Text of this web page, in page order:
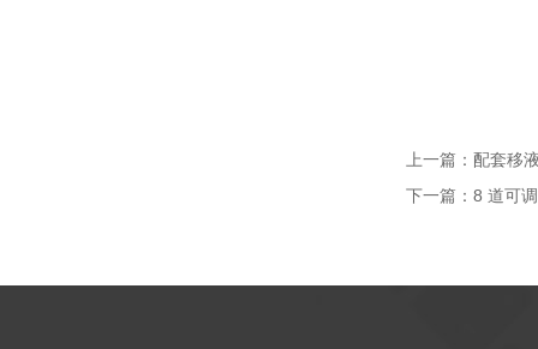
上一篇： 配套移
下一篇： 8 道可